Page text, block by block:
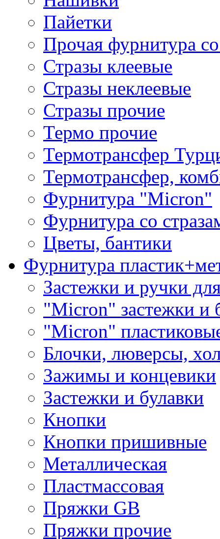
Пайетки
Прочая фурнитура
Стразы клеевые
Стразы неклеевые
Стразы прочие
Термо прочие
Термотрансфер
Термотрансфер,
Фурнитура "Micron"
Фурнитура со
Цветы, бантики
Фурнитура
Застежки и ручки
"Micron" застежки и
"Micron"
Блочки, люверсы,
Зажимы и концевики
Застежки и булавки
Кнопки
Кнопки пришивные
Металлическая
Пластмассовая
Пряжки GB
Пряжки прочие